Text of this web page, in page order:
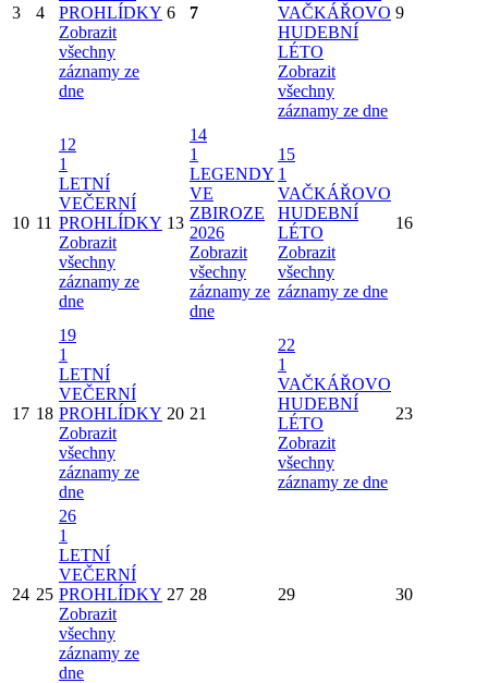
3 4
PROHLÍDKY
Zobrazit
všechny
záznamy ze
dne
6 7
VAČKÁŘOVO
HUDEBNÍ
LÉTO
Zobrazit
všechny
záznamy ze dne
9
10 11
12
1
LETNÍ
VEČERNÍ
PROHLÍDKY
Zobrazit
všechny
záznamy ze
dne
13
14
1
LEGENDY
VE
ZBIROZE
2026
Zobrazit
všechny
záznamy ze
dne
15
1
VAČKÁŘOVO
HUDEBNÍ
LÉTO
Zobrazit
všechny
záznamy ze dne
16
17 18
19
1
LETNÍ
VEČERNÍ
PROHLÍDKY
Zobrazit
všechny
záznamy ze
dne
20 21
22
1
VAČKÁŘOVO
HUDEBNÍ
LÉTO
Zobrazit
všechny
záznamy ze dne
23
24 25
26
1
LETNÍ
VEČERNÍ
PROHLÍDKY
Zobrazit
všechny
záznamy ze
dne
27 28 29 30